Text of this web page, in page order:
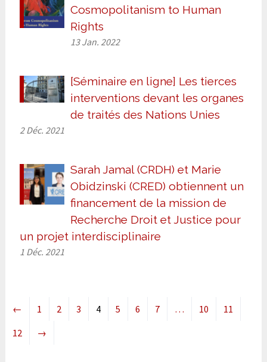
Cosmopolitanism to Human
Rights
13 Jan. 2022
[Séminaire en ligne] Les tierces
interventions devant les organes
de traités des Nations Unies
2 Déc. 2021
Sarah Jamal (CRDH) et Marie
Obidzinski (CRED) obtiennent un
financement de la mission de
Recherche Droit et Justice pour
un projet interdisciplinaire
1 Déc. 2021
← 1 2 3 4 5 6 7 … 10
11
12
→